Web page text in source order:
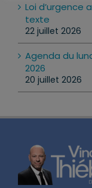
Loi d’urgence
texte
22 juillet 2026
Agenda du
2026
20 juillet 2026